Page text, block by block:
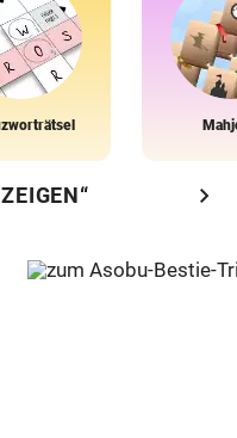
chevron_right